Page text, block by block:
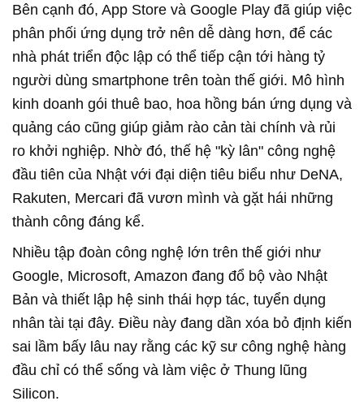
Bên cạnh đó, App Store và Google Play đã giúp việc
phân phối ứng dụng trở nên dễ dàng hơn, để các
nhà phát triển độc lập có thể tiếp cận tới hàng tỷ
người dùng smartphone trên toàn thế giới. Mô hình
kinh doanh gói thuê bao, hoa hồng bán ứng dụng và
quảng cáo cũng giúp giảm rào cản tài chính và rủi
ro khởi nghiệp. Nhờ đó, thế hệ "kỳ lân" công nghệ
đầu tiên của Nhật với đại diện tiêu biểu như DeNA,
Rakuten, Mercari đã vươn mình và gặt hái những
thành công đáng kể.
Nhiều tập đoàn công nghệ lớn trên thế giới như
Google, Microsoft, Amazon đang đổ bộ vào Nhật
Bản và thiết lập hệ sinh thái hợp tác, tuyển dụng
nhân tài tại đây. Điều này đang dần xóa bỏ định kiến
sai lầm bấy lâu nay rằng các kỹ sư công nghệ hàng
đầu chỉ có thể sống và làm việc ở Thung lũng
Silicon.